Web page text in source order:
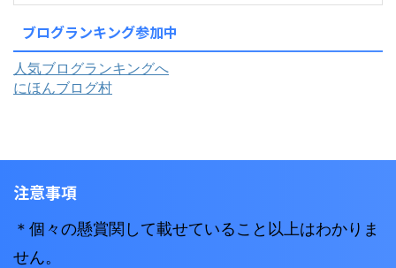
ブログランキング参加中
人気ブログランキングへ
にほんブログ村
注意事項
＊個々の懸賞関して載せていること以上はわかりま
せん。